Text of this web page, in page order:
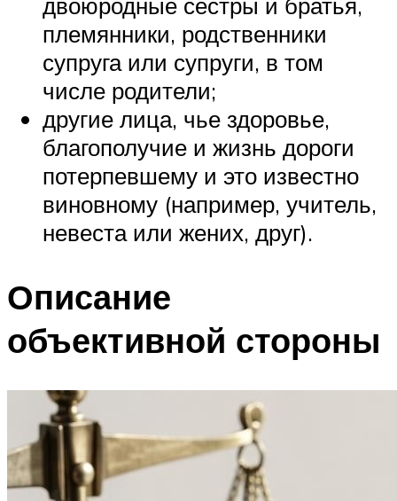
племянники, родственники
супруга или супруги, в том
числе родители;
другие лица, чье здоровье,
благополучие и жизнь дороги
потерпевшему и это известно
виновному (например, учитель,
невеста или жених, друг).
Описание
объективной стороны